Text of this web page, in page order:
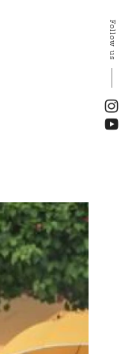
Follow us